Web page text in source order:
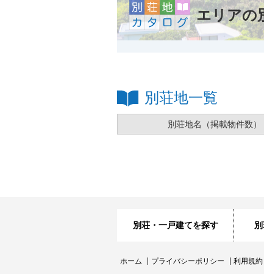
エリアの
別荘地一覧
別荘地名 （掲載物件数）
別荘・一戸建てを探す
ホーム プライバシーポリシー 利用規約